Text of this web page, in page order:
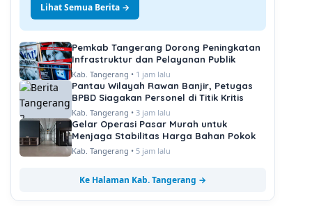
Lihat Semua Berita →
Pemkab Tangerang Dorong Peningkatan
Infrastruktur dan Pelayanan Publik
Kab. Tangerang • 1 jam lalu
Pantau Wilayah Rawan Banjir, Petugas
BPBD Siagakan Personel di Titik Kritis
Kab. Tangerang • 3 jam lalu
Gelar Operasi Pasar Murah untuk
Menjaga Stabilitas Harga Bahan Pokok
Kab. Tangerang • 5 jam lalu
Ke Halaman Kab. Tangerang →